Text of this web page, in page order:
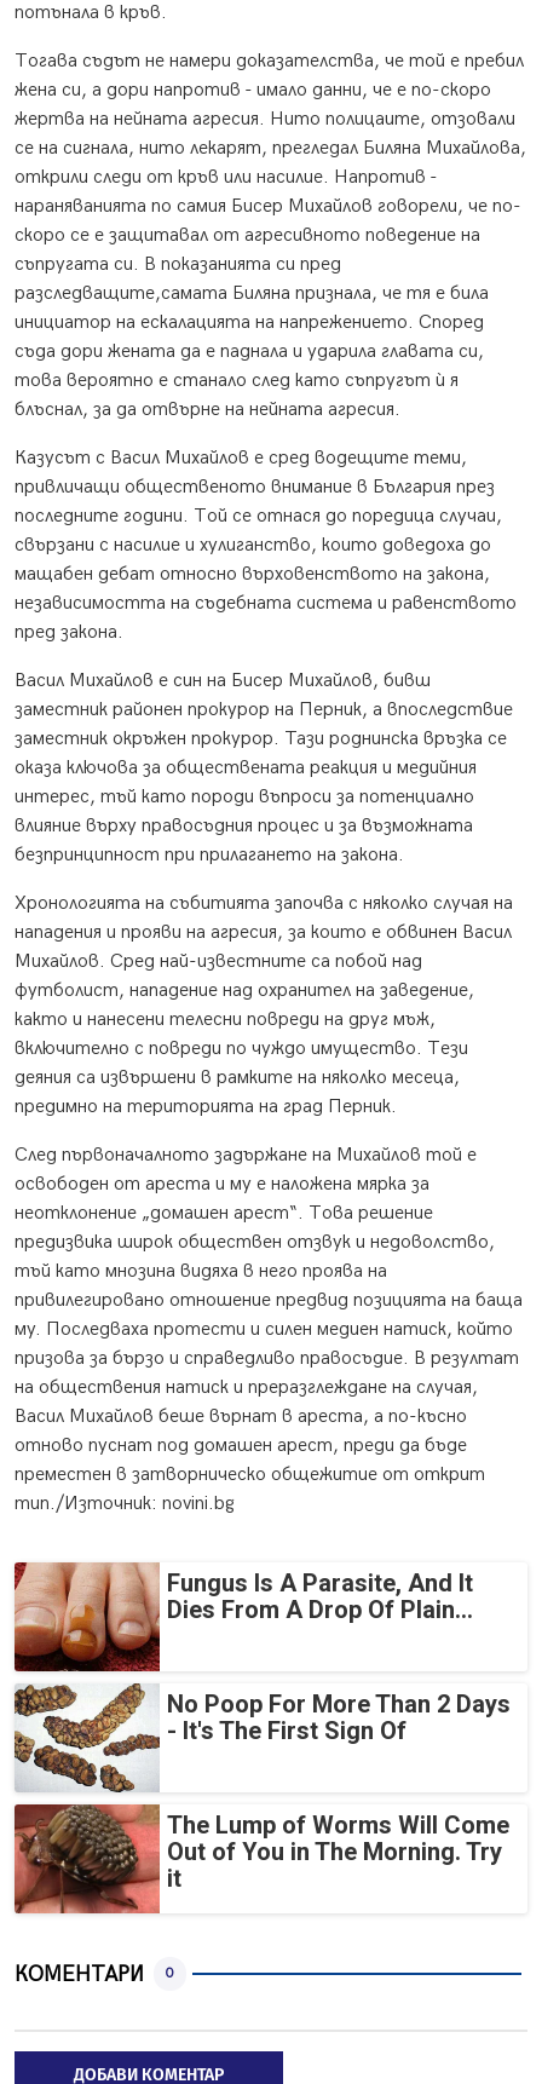
потънала в кръв.
Тогава съдът не намери доказателства, че той е пребил
жена си, а дори напротив - имало данни, че е по-скоро
жертва на нейната агресия. Нито полицаите, отзовали
се на сигнала, нито лекарят, прегледал Биляна Михайлова,
открили следи от кръв или насилие. Напротив -
нараняванията по самия Бисер Михайлов говорели, че по-
скоро се е защитавал от агресивното поведение на
съпругата си. В показанията си пред
разследващите,самата Биляна признала, че тя е била
инициатор на ескалацията на напрежението. Според
съда дори жената да е паднала и ударила главата си,
това вероятно е станало след като съпругът ѝ я
блъснал, за да отвърне на нейната агресия.
Казусът с Васил Михайлов е сред водещите теми,
привличащи общественото внимание в България през
последните години. Той се отнася до поредица случаи,
свързани с насилие и хулиганство, които доведоха до
мащабен дебат относно върховенството на закона,
независимостта на съдебната система и равенството
пред закона.
Васил Михайлов е син на Бисер Михайлов, бивш
заместник районен прокурор на Перник, а впоследствие
заместник окръжен прокурор. Тази роднинска връзка се
оказа ключова за обществената реакция и медийния
интерес, тъй като породи въпроси за потенциално
влияние върху правосъдния процес и за възможната
безпринципност при прилагането на закона.
Хронологията на събитията започва с няколко случая на
нападения и прояви на агресия, за които е обвинен Васил
Михайлов. Сред най-известните са побой над
футболист, нападение над охранител на заведение,
както и нанесени телесни повреди на друг мъж,
включително с повреди по чуждо имущество. Тези
деяния са извършени в рамките на няколко месеца,
предимно на територията на град Перник.
След първоначалното задържане на Михайлов той е
освободен от ареста и му е наложена мярка за
неотклонение „домашен арест“. Това решение
предизвика широк обществен отзвук и недоволство,
тъй като мнозина видяха в него проява на
привилегировано отношение предвид позицията на баща
му. Последваха протести и силен медиен натиск, който
призова за бързо и справедливо правосъдие. В резултат
на обществения натиск и преразглеждане на случая,
Васил Михайлов беше върнат в ареста, а по-късно
отново пуснат под домашен арест, преди да бъде
преместен в затворническо общежитие от открит
тип./Източник: novini.bg
Fungus Is A Parasite, And It
Dies From A Drop Of Plain...
No Poop For More Than 2 Days
- It's The First Sign Of
The Lump of Worms Will Come
Out of You in The Morning. Try
it
КОМЕНТАРИ 0
ДОБАВИ КОМЕНТАР